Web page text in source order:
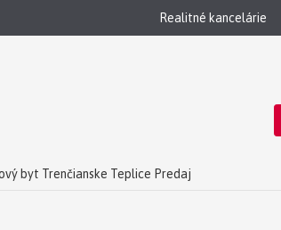
Realitné kancelárie
byt Trenčianske Teplice Predaj